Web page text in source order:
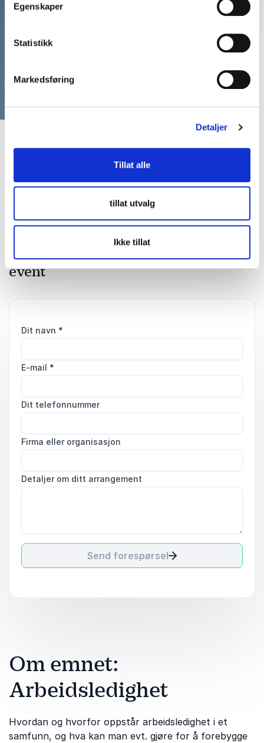
Egenskaper
Statistikk
Markedsføring
Detaljer
Tillat alle
tillat utvalg
Ikke tillat
de perfekte
Ring: 911 16 989
Finn den perfekte match til ditt
event
Dit navn *
E-mail *
Dit telefonnummer
Firma eller organisasjon
Detaljer om ditt arrangement
Send forespørsel
Om emnet:
Arbeidsledighet
Hvordan og hvorfor oppstår arbeidsledighet i et
samfunn, og hva kan man evt. gjøre for å forebygge